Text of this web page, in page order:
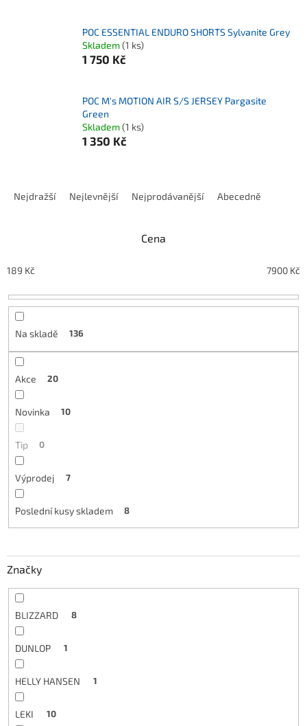
POC ESSENTIAL ENDURO SHORTS Sylvanite Grey
Skladem(1 ks)
1 750 Kč
POC M's MOTION AIR S/S JERSEY Pargasite
Green
Skladem(1 ks)
1 350 Kč
Nejdražší Nejlevnější Nejprodávanější Abecedně
Cena
189 Kč 7900 Kč
Na skladě 136
Akce 20
Novinka 10
Tip 0
Výprodej 7
Poslední kusy skladem 8
Značky
BLIZZARD 8
DUNLOP 1
HELLY HANSEN 1
LEKI 10